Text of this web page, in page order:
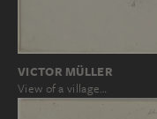
VICTOR MÜLLER
View of a village…